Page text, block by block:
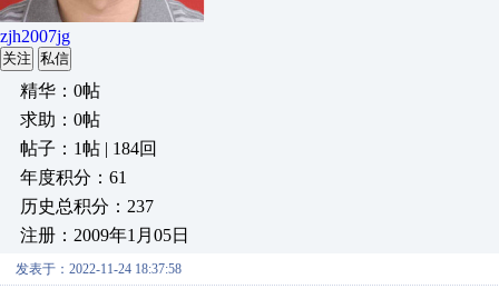
zjh2007jg
关注 私信
精华：0帖
求助：0帖
帖子：1帖 | 184回
年度积分：61
历史总积分：237
注册：2009年1月05日
发表于：2022-11-24 18:37:58